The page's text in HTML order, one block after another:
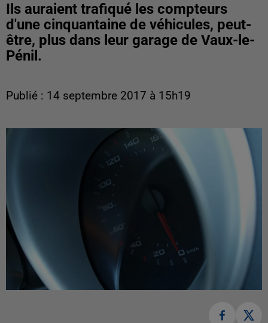
Ils auraient trafiqué les compteurs
d'une cinquantaine de véhicules, peut-
être, plus dans leur garage de Vaux-le-
Pénil.
Publié : 14 septembre 2017 à 15h19